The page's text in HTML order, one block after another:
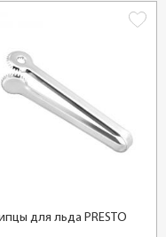
для льда PRESTO